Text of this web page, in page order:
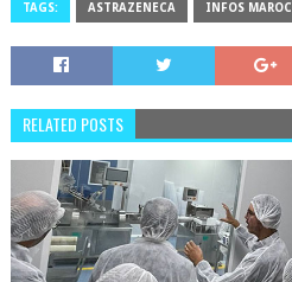
TAGS: ASTRAZENECA INFOS MAROC
RELATED POSTS